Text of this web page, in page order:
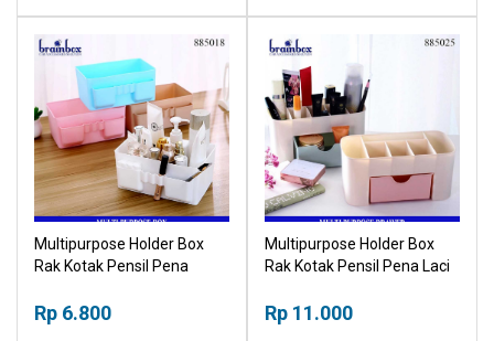
Multipurpose Holder Box
Rak Kotak Pensil Pena
Rp 6.800
Multipurpose Holder Box
Rak Kotak Pensil Pena Laci
Rp 11.000